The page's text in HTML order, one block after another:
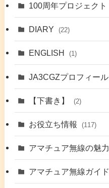
100周年プロジェクト
DIARY (22)
ENGLISH (1)
JA3CGZプロフィール
(7)
【下書き】 (2)
お役立ち情報 (117)
(48)
(9)
アマチュア無線の魅力
アマチュア無線ガイド